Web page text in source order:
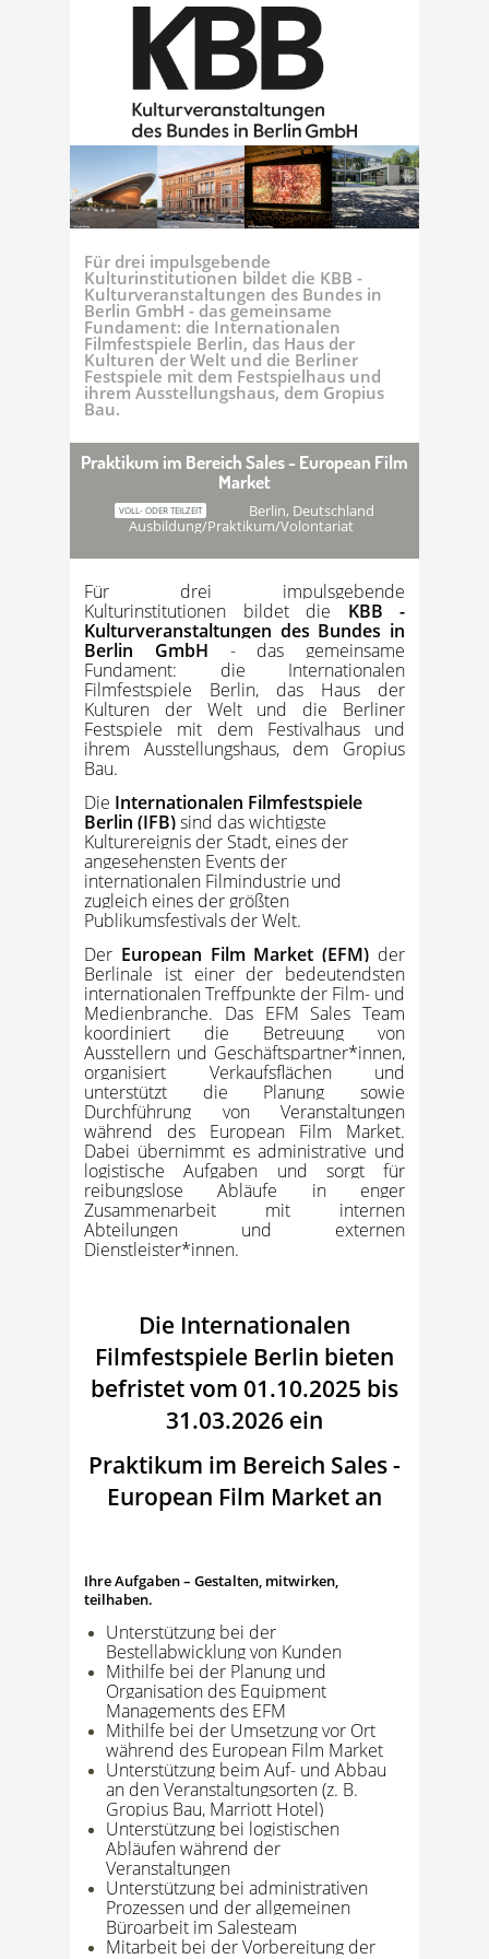
Für drei impulsgebende
Kulturinstitutionen bildet die KBB -
Kulturveranstaltungen des Bundes in
Berlin GmbH - das gemeinsame
Fundament: die Internationalen
Filmfestspiele Berlin, das Haus der
Kulturen der Welt und die Berliner
Festspiele mit dem Festspielhaus und
ihrem Ausstellungshaus, dem Gropius
Bau.
Praktikum im Bereich Sales - European Film
Market
VOLL- ODER TEILZEIT Berlin, Deutschland
Ausbildung/Praktikum/Volontariat
Für drei impulsgebende
Kulturinstitutionen bildet die KBB -
Kulturveranstaltungen des Bundes in
Berlin GmbH - das gemeinsame
Fundament: die Internationalen
Filmfestspiele Berlin, das Haus der
Kulturen der Welt und die Berliner
Festspiele mit dem Festivalhaus und
ihrem Ausstellungshaus, dem Gropius
Bau.
Die Internationalen Filmfestspiele
Berlin (IFB)sind das wichtigste
Kulturereignis der Stadt, eines der
angesehensten Events der
internationalen Filmindustrie und
zugleich eines der größten
Publikumsfestivals der Welt.
Der European Film Market (EFM) der
Berlinale ist einer der bedeutendsten
internationalen Treffpunkte der Film- und
Medienbranche. Das EFM Sales Team
koordiniert die Betreuung von
Ausstellern und Geschäftspartner*innen,
organisiert Verkaufsflächen und
unterstützt die Planung sowie
Durchführung von Veranstaltungen
während des European Film Market.
Dabei übernimmt es administrative und
logistische Aufgaben und sorgt für
reibungslose Abläufe in enger
Zusammenarbeit mit internen
Abteilungen und externen
Dienstleister*innen.
Die Internationalen
Filmfestspiele Berlin bieten
befristet vom 01.10.2025 bis
31.03.2026 ein
Praktikum im Bereich Sales -
European Film Market an
Ihre Aufgaben – Gestalten, mitwirken,
teilhaben.
Unterstützung bei der
Bestellabwicklung von Kunden
Mithilfe bei der Planung und
Organisation des Equipment
Managements des EFM
Mithilfe bei der Umsetzung vor Ort
während des European Film Market
Unterstützung beim Auf- und Abbau
an den Veranstaltungsorten (z. B.
Gropius Bau, Marriott Hotel)
Unterstützung bei logistischen
Abläufen während der
Veranstaltungen
Unterstützung bei administrativen
Prozessen und der allgemeinen
Büroarbeit im Salesteam
Mitarbeit bei der Vorbereitung der